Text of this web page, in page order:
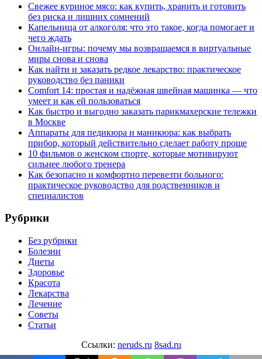
Свежее куриное мясо: как купить, хранить и готовить
без риска и лишних сомнений
Капельница от алкоголя: что это такое, когда помогает и
чего ждать
Онлайн-игры: почему мы возвращаемся в виртуальные
миры снова и снова
Как найти и заказать редкое лекарство: практическое
руководство без паники
Comfort 14: простая и надёжная швейная машинка — что
умеет и как ей пользоваться
Как быстро и выгодно заказать парикмахерские тележки
в Москве
Аппараты для педикюра и маникюра: как выбрать
прибор, который действительно сделает работу проще
10 фильмов о женском спорте, которые мотивируют
сильнее любого тренера
Как безопасно и комфортно перевезти больного:
практическое руководство для родственников и
специалистов
Рубрики
Без рубрики
Болезни
Диеты
Здоровье
Красота
Лекарства
Лечение
Советы
Статьи
Ссылки: neruds.ru 8sad.ru